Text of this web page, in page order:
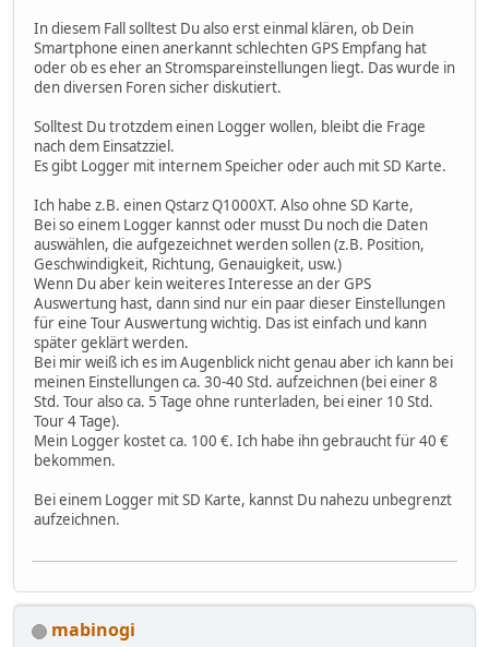
In diesem Fall solltest Du also erst einmal klären, ob Dein
Smartphone einen anerkannt schlechten GPS Empfang hat
oder ob es eher an Stromspareinstellungen liegt. Das wurde in
den diversen Foren sicher diskutiert.
Solltest Du trotzdem einen Logger wollen, bleibt die Frage
nach dem Einsatzziel.
Es gibt Logger mit internem Speicher oder auch mit SD Karte.
Ich habe z.B. einen Qstarz Q1000XT. Also ohne SD Karte,
Bei so einem Logger kannst oder musst Du noch die Daten
auswählen, die aufgezeichnet werden sollen (z.B. Position,
Geschwindigkeit, Richtung, Genauigkeit, usw.)
Wenn Du aber kein weiteres Interesse an der GPS
Auswertung hast, dann sind nur ein paar dieser Einstellungen
für eine Tour Auswertung wichtig. Das ist einfach und kann
später geklärt werden.
Bei mir weiß ich es im Augenblick nicht genau aber ich kann bei
meinen Einstellungen ca. 30-40 Std. aufzeichnen (bei einer 8
Std. Tour also ca. 5 Tage ohne runterladen, bei einer 10 Std.
Tour 4 Tage).
Mein Logger kostet ca. 100 €. Ich habe ihn gebraucht für 40 €
bekommen.
Bei einem Logger mit SD Karte, kannst Du nahezu unbegrenzt
aufzeichnen.
mabinogi